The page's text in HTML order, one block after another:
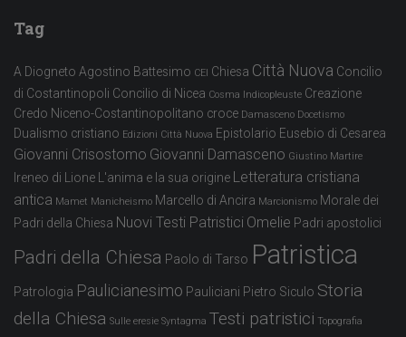
Tag
A Diogneto Agostino Battesimo CEI Chiesa Città Nuova Concilio
di Costantinopoli Concilio di Nicea Cosma Indicopleuste Creazione
Credo Niceno-Costantinopolitano croce Damasceno Docetismo
Dualismo cristiano Edizioni Città Nuova Epistolario Eusebio di Cesarea
Giovanni Crisostomo Giovanni Damasceno Giustino Martire
Ireneo di Lione L'anima e la sua origine Letteratura cristiana
antica Mamet Manicheismo Marcello di Ancira Marcionismo Morale dei
Padri della Chiesa Nuovi Testi Patristici Omelie Padri apostolici
Padri della Chiesa Paolo di Tarso Patristica
Patrologia Paulicianesimo Pauliciani Pietro Siculo Storia
della Chiesa Sulle eresie Syntagma Testi patristici Topografia